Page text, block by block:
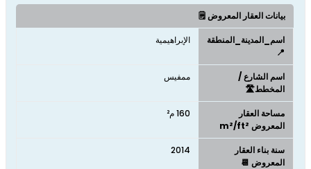
بيانات العقار المعروض 🗒️
اسم_المدينة_المنطقة
📍
الإبراهيمية
اسم الشارع /
المخطط🛣️
ممفيس
مساحة العقار
المعروض m²/ft²
160 م²
سنة بناء العقار
المعروض 📆
2014